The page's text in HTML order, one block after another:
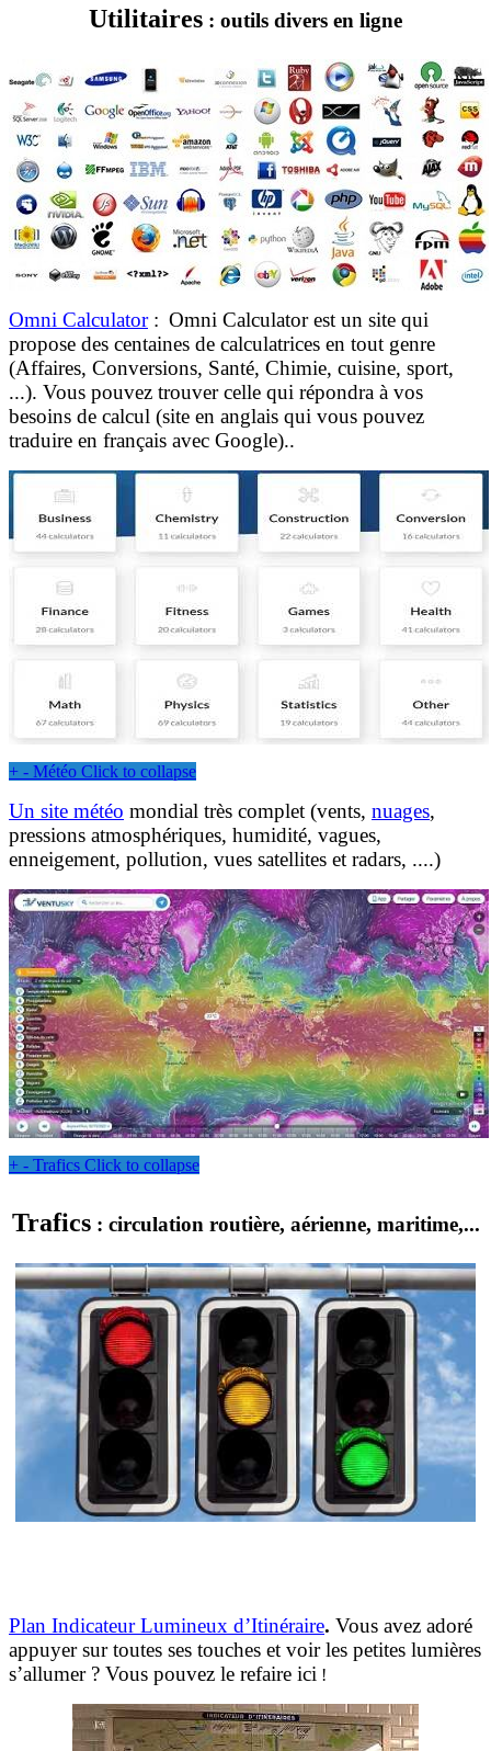
Utilitaires : outils divers en ligne
Omni Calculator : Omni Calculator est un site qui
propose des centaines de calculatrices en tout genre
(Affaires, Conversions, Santé, Chimie, cuisine, sport,
...). Vous pouvez trouver celle qui répondra à vos
besoins de calcul (site en anglais qui vous pouvez
traduire en français avec Google)..
+ - Météo Click to collapse
Un site météo mondial très complet (vents, nuages,
pressions atmosphériques, humidité, vagues,
enneigement, pollution, vues satellites et radars, ....)
+ - Trafics Click to collapse
Trafics: circulation routière, aérienne, maritime,...
Plan Indicateur Lumineux d’Itinéraire. Vous avez adoré
appuyer sur toutes ses touches et voir les petites lumières
s’allumer ? Vous pouvez le refaire ici !